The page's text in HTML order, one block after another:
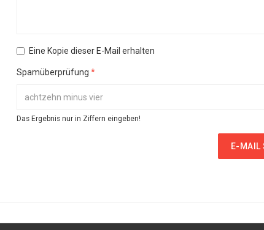
Eine Kopie dieser E-Mail erhalten
Spamüberprüfung *
Das Ergebnis nur in Ziffern eingeben!
E-MAIL